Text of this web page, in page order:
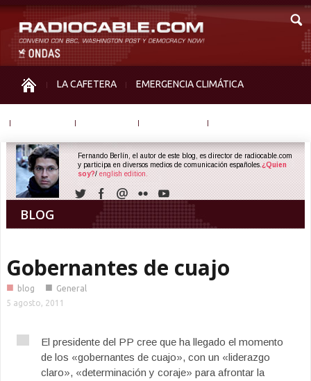
LA CAFETERA EMERGENCIA CLIMÁTICA
BLOG
Fernando Berlín, el autor de este blog, es director de radiocable.com
y participa en diversos medios de comunicación españoles. ¿Quien
soy?/ english edition.
Gobernantes de cuajo
■ blog ■ General
5 agosto, 2011
El presidente del PP cree que ha llegado el momento
de los «gobernantes de cuajo», con un «liderazgo
claro», «determinación y coraje» para afrontar la